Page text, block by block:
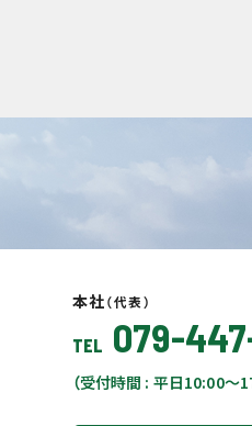
本社（代表）
TEL 079-
（受付時間 : 平日10:00〜